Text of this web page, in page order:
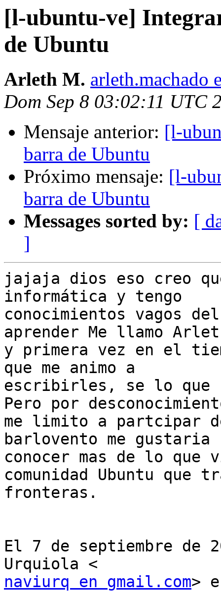
[l-ubuntu-ve]
de Ubuntu
Arleth M. arleth.machado
Dom Sep 8 03:02:11 UTC
Mensaje anterior: [l-
barra de Ubuntu
Próximo mensaje: [l-
barra de Ubuntu
Messages sorted by: [
]
jajaja dios eso creo
informática y tengo
conocimientos vagos
aprender Me llamo
y primera vez en el
que me animo a
escribirles, se lo que
Pero por
me limito a partcipar
barlovento me gustaria
conocer mas de lo que
comunidad Ubuntu que
fronteras.
El 7 de septiembre de
naviurq en gmail.com>